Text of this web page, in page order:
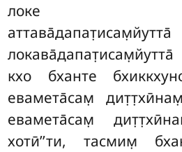
локе
кхо бханте
евамета̄сам̣
евамета̄сам̣
хотӣ’’ти, тасмим̣